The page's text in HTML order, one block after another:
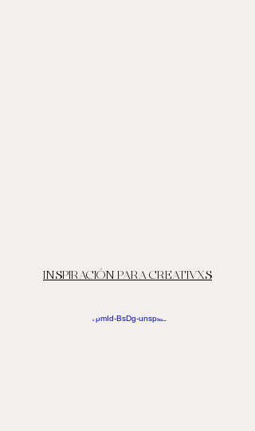
INSPIRACIÓN PARA CREATIVXS